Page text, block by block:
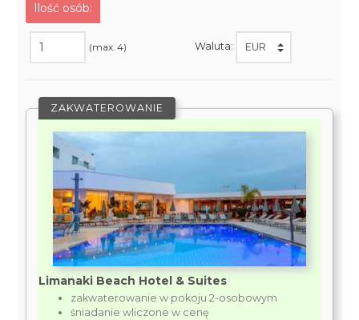
Ilość osób:
(max. 4) Waluta:
ZAKWATEROWANIE
Limanaki Beach Hotel & Suites
zakwaterowanie w pokoju 2-osobowym
śniadanie wliczone w cenę